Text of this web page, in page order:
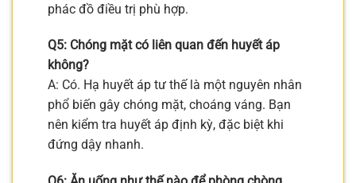
phác đồ điều trị phù hợp.
Q5: Chóng mặt có liên quan đến huyết áp
không?
A: Có. Hạ huyết áp tư thế là một nguyên nhân
phổ biến gây chóng mặt, choáng váng. Bạn
nên kiểm tra huyết áp định kỳ, đặc biệt khi
đứng dậy nhanh.